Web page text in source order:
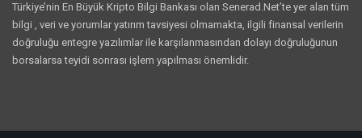
Türkiye’nin En Büyük Kripto Bilgi Bankası olan Senerad.Net’te yer alan tüm
bilgi , veri ve yorumlar yatırım tavsiyesi olmamakta, ilgili finansal verilerin
doğruluğu entegre yazılımlar ile karşılanmasından dolayı doğruluğunun
borsalarsa teyidi sonrası işlem yapılması önemlidir.